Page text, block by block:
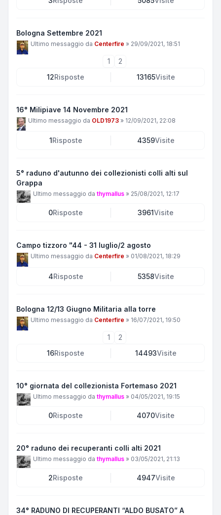
Bologna Settembre 2021
Ultimo messaggio da Centerfire » 29/09/2021, 18:51
1
2
12Risposte 13165Visite
16° Milipiave 14 Novembre 2021
Ultimo messaggio da OLD1973 » 12/09/2021, 22:08
1Risposte 4359Visite
5° raduno d'autunno dei collezionisti colli alti sul
Grappa
Ultimo messaggio da thymallus » 25/08/2021, 12:17
0Risposte 3961Visite
Campo tizzoro "44 - 31 luglio/2 agosto
Ultimo messaggio da Centerfire » 01/08/2021, 18:29
4Risposte 5358Visite
Bologna 12/13 Giugno Militaria alla torre
Ultimo messaggio da Centerfire » 16/07/2021, 19:50
1
2
16Risposte 14493Visite
10° giornata del collezionista Fortemaso 2021
Ultimo messaggio da thymallus » 04/05/2021, 19:15
0Risposte 4070Visite
20° raduno dei recuperanti colli alti 2021
Ultimo messaggio da thymallus » 03/05/2021, 21:13
2Risposte 4947Visite
34° RADUNO DI RECUPERANTI “ALDO BUSATO” A